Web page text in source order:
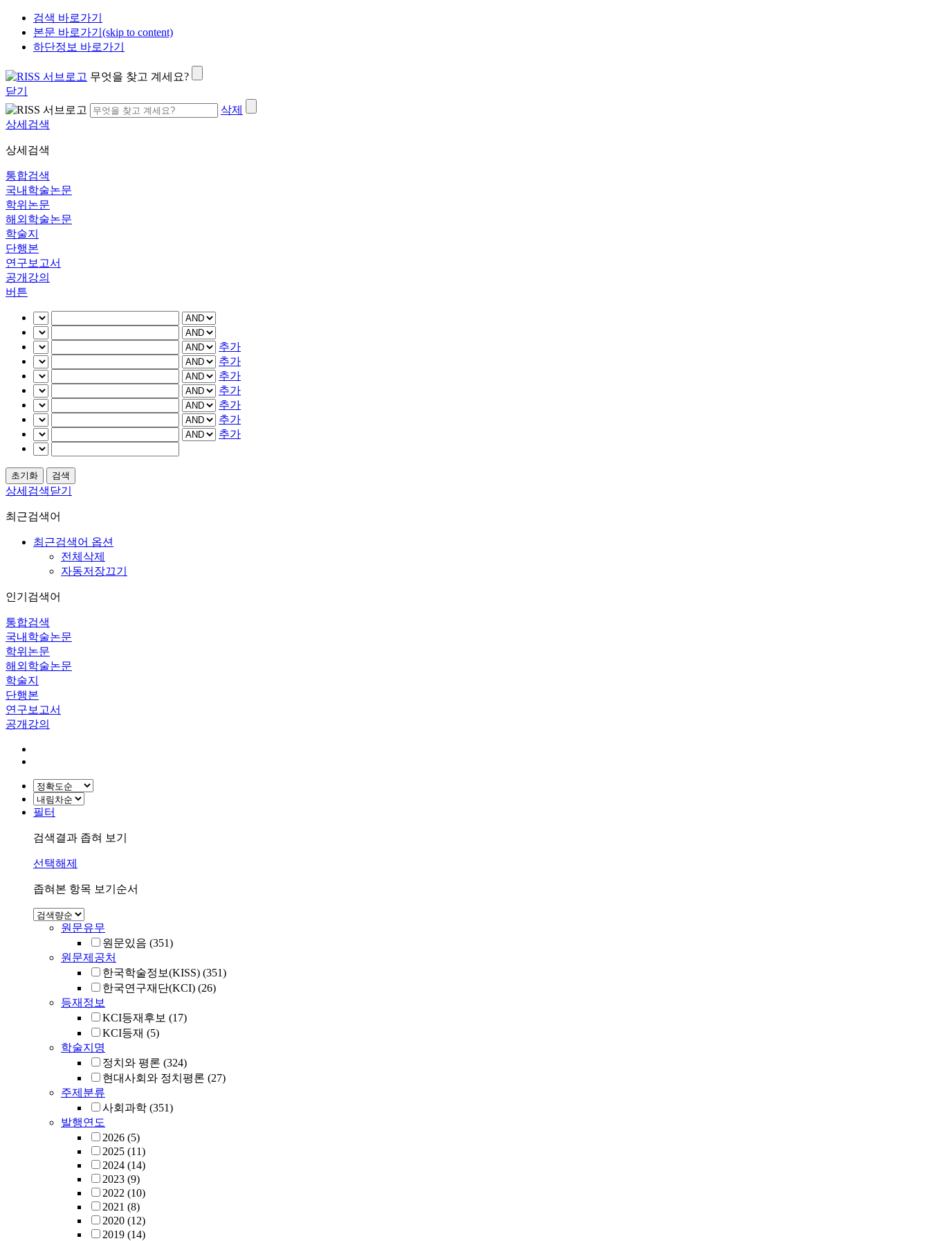
검색 바로가기
본문 바로가기(skip to content)
하단정보 바로가기
무엇을 찾고 계세요?
닫기
삭제
상세검색
상세검색
통합검색
국내학술논문
학위논문
해외학술논문
학술지
단행본
연구보고서
공개강의
버튼
추가
추가
추가
추가
추가
추가
추가
상세검색닫기
최근검색어
최근검색어 옵션
전체삭제
자동저장끄기
인기검색어
통합검색
국내학술논문
학위논문
해외학술논문
학술지
단행본
연구보고서
공개강의
필터
검색결과 좁혀 보기
선택해제
좁혀본 항목 보기순서
원문유무
원문있음 (351)
원문제공처
한국학술정보(KISS) (351)
한국연구재단(KCI) (26)
등재정보
KCI등재후보 (17)
KCI등재 (5)
학술지명
정치와 평론 (324)
현대사회와 정치평론 (27)
주제분류
사회과학 (351)
발행연도
2026 (5)
2025 (11)
2024 (14)
2023 (9)
2022 (10)
2021 (8)
2020 (12)
2019 (14)